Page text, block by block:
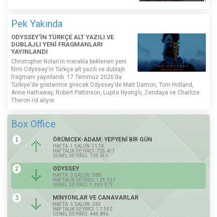
Pek Yakında
ODYSSEY'İN TÜRKÇE ALT YAZILI VE
DUBLAJLI YENİ FRAGMANLARI
YAYINLANDI
Christopher Nolan’ın merakla beklenen yeni
filmi Odyssey'in Türkçe alt yazılı ve dublajlı
fragmanı yayınlandı. 17 Temmuz 2026’da
Türkiye'de gösterime girecek Odyssey’de Matt Damon, Tom Holland,
Anne Hathaway, Robert Pattinson, Lupita Nyong’o, Zendaya ve Charlize
Theron rol alıyor.
Box Office
1 ÖRÜMCEK-ADAM: YEPYENİ BİR GÜN
HAFTA: 1 SALON: 1174
HAFTALIK SEYİRCİ: 725.411
GENEL SEYİRCİ: 725.411
2 ODYSSEY
HAFTA: 3 SALON: 588
HAFTALIK SEYİRCİ: 129.337
GENEL SEYİRCİ: 1.039.973
3 MİNYONLAR VE CANAVARLAR
HAFTA: 5 SALON: 243
HAFTALIK SEYİRCİ: 17.502
GENEL SEYİRCİ: 440.896